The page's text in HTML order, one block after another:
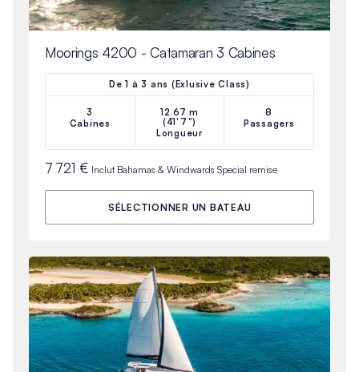
Moorings 4200 - Catamaran 3 Cabines
De 1 à 3 ans (Exlusive Class)
3
Cabines
12.67 m
(41'7")
Longueur
8
Passagers
7 721 € Inclut Bahamas & Windwards Special remise
SÉLECTIONNER UN BATEAU